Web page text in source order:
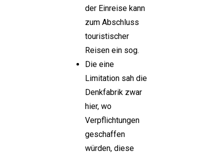
der Einreise kann
zum Abschluss
touristischer
Reisen ein sog.
Die eine
Limitation sah die
Denkfabrik zwar
hier, wo
Verpflichtungen
geschaffen
würden, diese